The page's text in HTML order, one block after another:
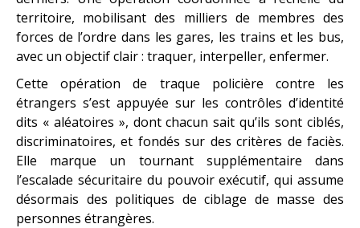
territoire, mobilisant des milliers de membres des
forces de l’ordre dans les gares, les trains et les bus,
avec un objectif clair : traquer, interpeller, enfermer.
Cette opération de traque policière contre les
étrangers s’est appuyée sur les contrôles d’identité
dits « aléatoires », dont chacun sait qu’ils sont ciblés,
discriminatoires, et fondés sur des critères de faciès.
Elle marque un tournant supplémentaire dans
l’escalade sécuritaire du pouvoir exécutif, qui assume
désormais des politiques de ciblage de masse des
personnes étrangères.